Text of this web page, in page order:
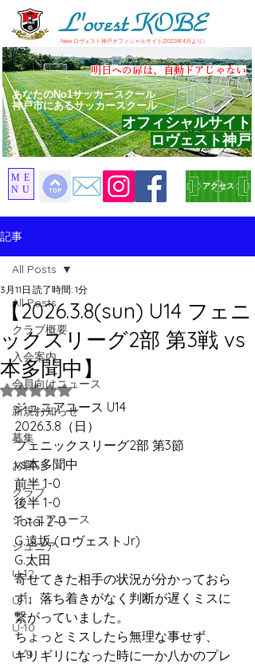
​New ロヴェスト神戸オフィシャルサイト(2023年4月より）
​明日への扉は、自動ドアじゃない
あなたのNo1サッカースクール
神戸市にあるサッカースクール
アクセス
オフィシャルサイト
ロヴェスト神戸
ME
NU
記事
All Posts
クラブ概要
入会案内
会員向けニュース
新規お知らせ
募集
お願い
クラブ
ジュニアユース
ジュニア
U-12
U-11
U-10
U-９
All Posts
【2026.3.8(sun) U14 フェニ
ックスリーグ2部 第3戦 vs
本多聞中】
3月11日 読了時間: 1分
5つ星のうちNaNと評価されています。
ジュニアユース U14
2026.3.8（日）
フェニックスリーグ2部 第3節
vs本多聞中
前半 1-0
後半 1-0
Total 2-0
G.遠坂 (ロヴェストJr)
G.太田
寄せてきた相手の状況が分かっておら
ず、落ち着きがなく判断が遅くミスに
繋がっていました。
ちょっとミスしたら無理な事せず、
ギリギリになった時に一か八かのプレ